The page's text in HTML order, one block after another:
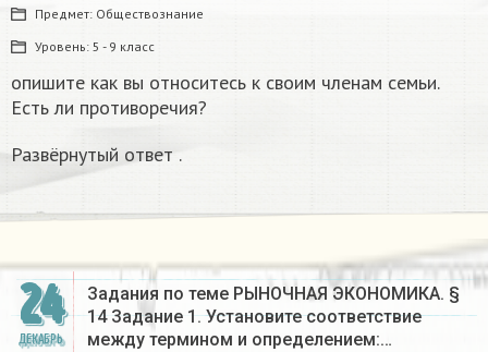
Предмет: Обществознание
Уровень: 5 - 9 класс
опишите как вы относитесь к своим членам семьи.
Есть ли противоречия?
Развёрнутый ответ .
24
ДЕКАБРЬ
Задания по теме РЫНОЧНАЯ ЭКОНОМИКА. §
14 Задание 1. Установите соответствие
между термином и определением:…